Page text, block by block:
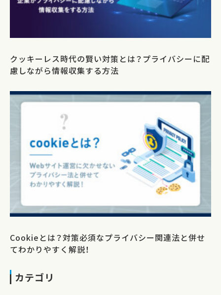
クッキーレス時代の賢い対策とは？プライバシーに配
慮しながら情報収集する方法
Cookieとは？対策必須なプライバシー関連法と併せ
てわかりやすく解説！
カテゴリ